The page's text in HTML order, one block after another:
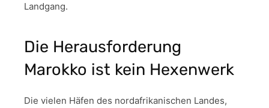
Landgang.
Die Herausforderung
Marokko ist kein Hexenwerk
Die vielen Häfen des nordafrikanischen Landes,